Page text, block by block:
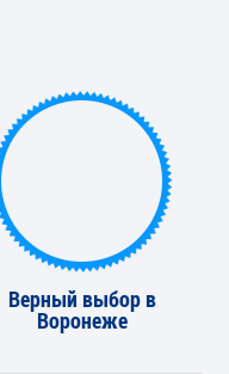
Верный выбор в
Воронеже